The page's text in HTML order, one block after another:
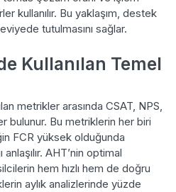
kullanılır. Bu yaklaşım, destek
tutulmasını sağlar.
Kullanılan Temel
metrikler arasında CSAT, NPS,
bulunur. Bu metriklerin her biri
FCR yüksek olduğunda
AHT’nin optimal
hem hızlı hem de doğru
aylık analizlerinde yüzde